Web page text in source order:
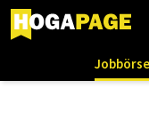
Jobbörse